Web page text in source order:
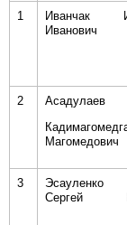
1
Иванович
2
Асадулаев
Магомедович
3
Сергей